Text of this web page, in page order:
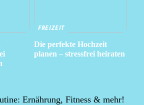
FREIZEIT
Die perfekte Hochzeit
planen – stressfrei heiraten
Ernährung, Fitness & mehr!